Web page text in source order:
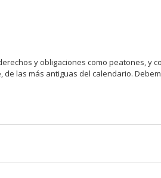
y obligaciones como peatones, y
de las más antiguas del calendario.